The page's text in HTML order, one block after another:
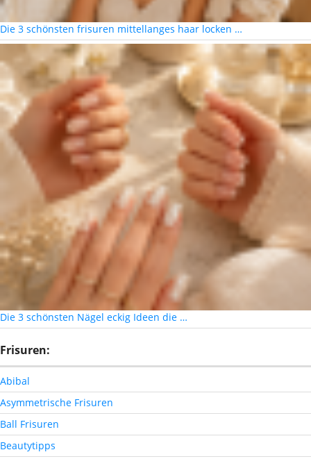
Die 3 schönsten frisuren mittellanges haar locken …
Die 3 schönsten Nägel eckig Ideen die …
Frisuren:
Abibal
Asymmetrische Frisuren
Ball Frisuren
Beautytipps